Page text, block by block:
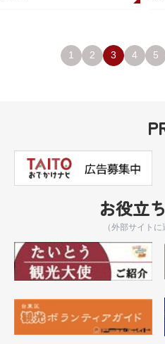
1 2 3 4 5
お役立
（外部サイトに